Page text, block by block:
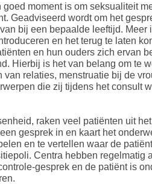
moment is om seksualiteit
Geadviseerd wordt om het
bij een bepaalde leeftijd. Meer
en het terug te laten
en hun ouders zich ervan
Hierbij is het van belang om te
relaties, menstruatie bij de
die zij tijdens het consult
raken veel patiënten uit
gesprek in en kaart het
en te vertellen waar de
Centra hebben regelmatig
gesprek en de patiënt is